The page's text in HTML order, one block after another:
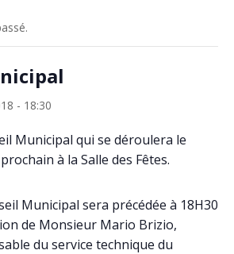
- 18:30
Municipal qui se déroulera le
à la Salle des Fêtes.
Municipal sera précédée à 18H30
de Monsieur Mario Brizio,
du service technique du